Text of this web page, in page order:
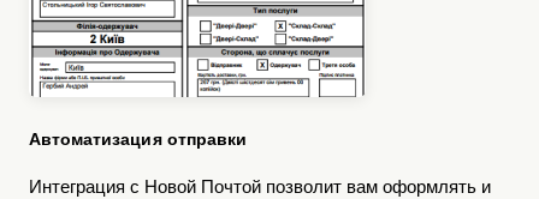
Автоматизация отправки
Интеграция с Новой Почтой позволит вам оформлять и